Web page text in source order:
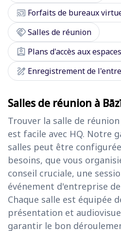
cast_connected Forfaits de bureaux
handshakeSalles de réunion
assignment_ind Plans d'accès aux
draw Enregistrement de
Salles de réunion à
Trouver la salle de
est facile avec HQ. Notre
salles peut être
besoins, que vous
conseil cruciale, une
événement d'entreprise
Chaque salle est équipée
présentation et
garantir le bon